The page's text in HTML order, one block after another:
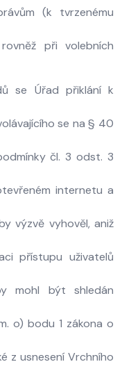
(k tvrzenému
při volebních
se Úřad přiklání k
se na § 40
čl. 3 odst. 3
internetu a
výzvě vyhověl, aniž
přístupu uživatelů
mohl být shledán
o) bodu 1 zákona o
z usnesení Vrchního